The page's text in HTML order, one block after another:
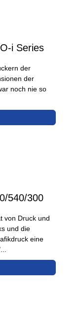
i Series
der
der
noch nie so
540/300
von Druck und
und die
eine